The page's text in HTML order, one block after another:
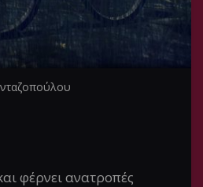
φέρνει ανατροπές